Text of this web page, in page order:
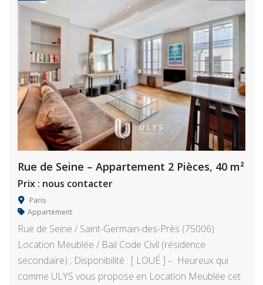
Rue de Seine – Appartement 2 Pièces, 40 m²
Prix : nous contacter
Paris
Appartement
Rue de Seine / Saint-Germain-des-Près (75006)
Location Meublée / Bail Code Civil (résidence
secondaire) ; Disponibilité : [ LOUÉ ] – Heureux qui
comme ULYS vous propose en Location Meublée cet